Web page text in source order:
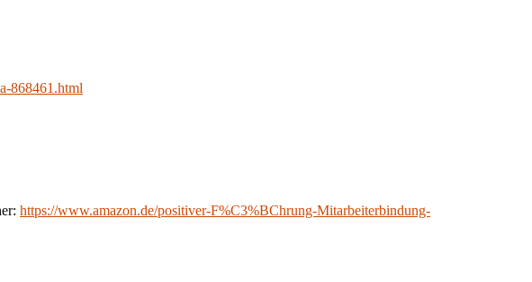
868461.html
https://www.amazon.de/positiver-F%C3%BChrung-Mitarbeiterbindung-